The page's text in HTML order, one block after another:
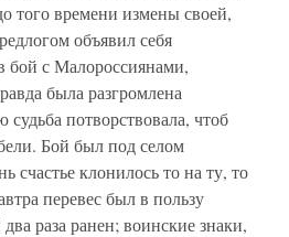
того времени измены своей,
объявил себя
с Малороссиянами,
была разгромлена
потворствовала, чтоб
Бой был под селом
клонилось то на ту, то
перевес был в пользу
раза ранен; воинские знаки,